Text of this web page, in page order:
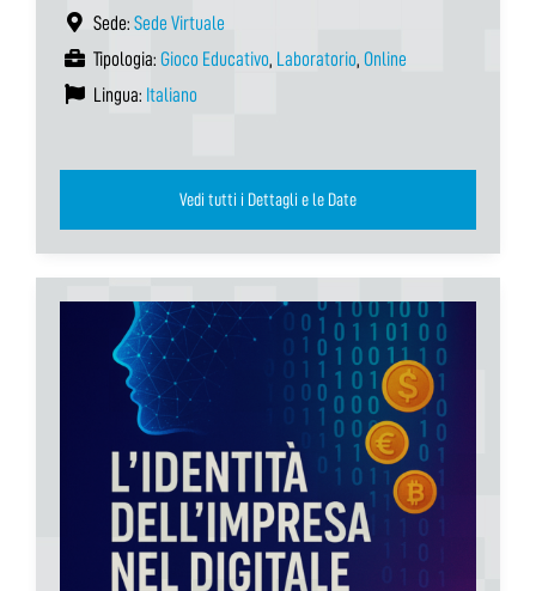
Sede: Sede Virtuale
Tipologia: Gioco Educativo, Laboratorio, Online
Lingua: Italiano
Vedi tutti i Dettagli e le Date